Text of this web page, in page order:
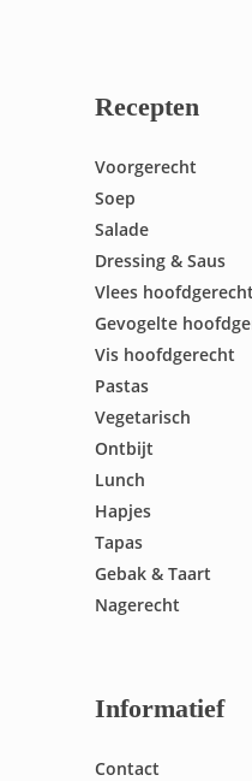
Recepten
Voorgerecht
Soep
Salade
Dressing & Saus
Vlees hoofdgerecht
Gevogelte
Vis hoofdgerecht
Pastas
Vegetarisch
Ontbijt
Lunch
Hapjes
Tapas
Gebak & Taart
Nagerecht
Informatief
Contact